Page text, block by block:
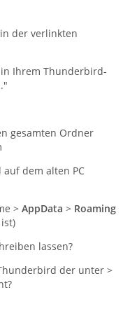
der verlinkten
Ihrem Thunderbird-
gesamten Ordner
dem alten PC
> AppData > Roaming
lassen?
der unter >